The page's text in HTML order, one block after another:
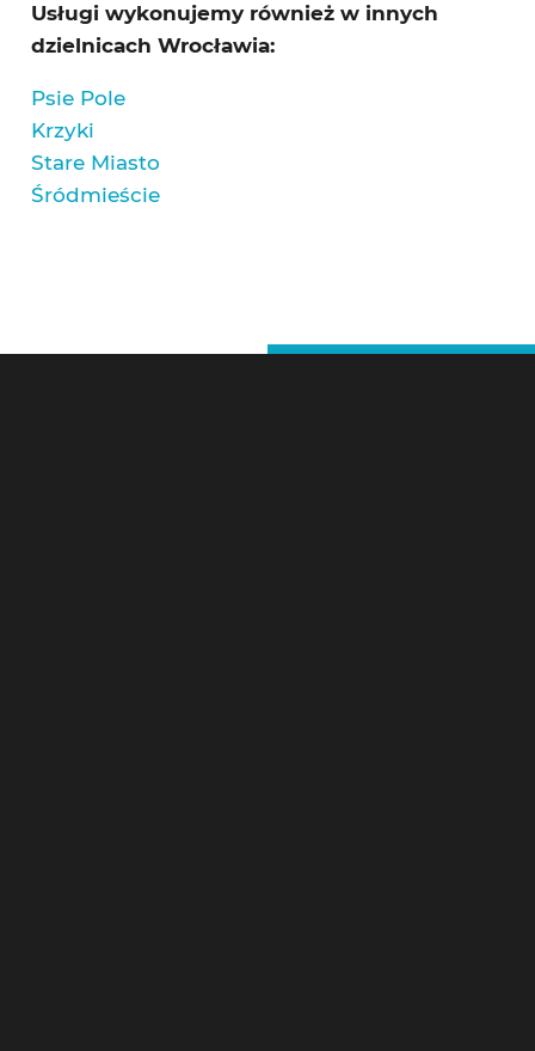
Usługi wykonujemy również w innych
dzielnicach Wrocławia:
Psie Pole
Krzyki
Stare Miasto
Śródmieście